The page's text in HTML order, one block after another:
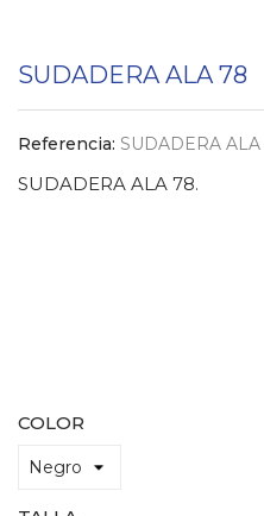
SUDADERA ALA 78
Referencia: SUDADERA
SUDADERA ALA 78.
COLOR